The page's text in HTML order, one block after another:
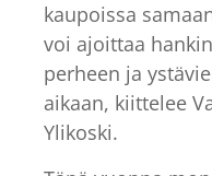
kaupoissa
voi ajoittaa
perheen ja
aikaan, kiittelee
Ylikoski.